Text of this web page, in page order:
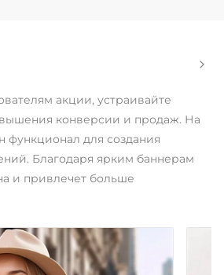
акции, устраивайте
конверсии и продаж. На
функционал для создания
Благодаря ярким баннерам
и привлечет больше